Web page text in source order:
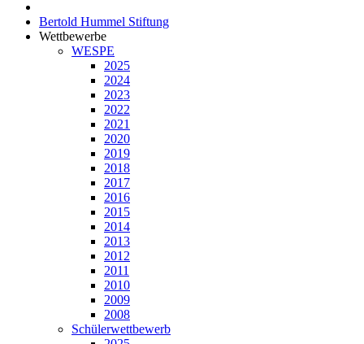
Bertold Hummel Stiftung
Wettbewerbe
WESPE
2025
2024
2023
2022
2021
2020
2019
2018
2017
2016
2015
2014
2013
2012
2011
2010
2009
2008
Schülerwettbewerb